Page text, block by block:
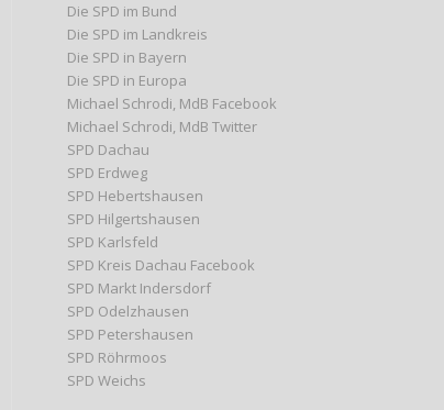
Die SPD im Bund
Die SPD im Landkreis
Die SPD in Bayern
Die SPD in Europa
Michael Schrodi, MdB Facebook
Michael Schrodi, MdB Twitter
SPD Dachau
SPD Erdweg
SPD Hebertshausen
SPD Hilgertshausen
SPD Karlsfeld
SPD Kreis Dachau Facebook
SPD Markt Indersdorf
SPD Odelzhausen
SPD Petershausen
SPD Röhrmoos
SPD Weichs